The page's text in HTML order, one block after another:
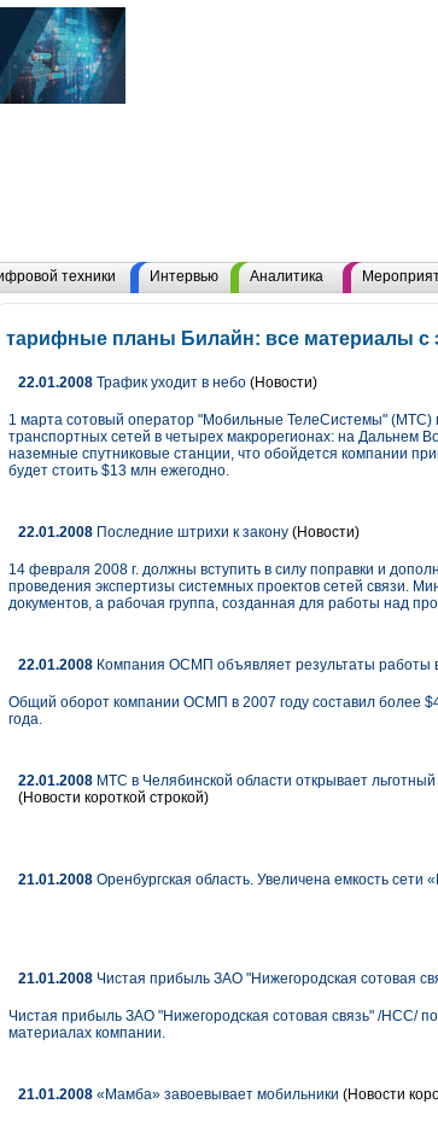
техники Интервью Аналитика
тарифные планы Билайн: все материалы
22.01.2008 Трафик уходит в небо (Новости)
1 марта сотовый оператор "Мобильные ТелеСистемы" (МТС)
транспортных сетей в четырех макрорегионах: на Дальнем
наземные спутниковые станции, что обойдется компании
будет стоить $13 млн ежегодно.
22.01.2008 Последние штрихи к закону (Новости)
14 февраля 2008 г. должны вступить в силу поправки и
проведения экспертизы системных проектов сетей связи.
документов, а рабочая группа, созданная для работы над
22.01.2008 Компания ОСМП объявляет результаты работы
Общий оборот компании ОСМП в 2007 году составил более
года.
22.01.2008 МТС в Челябинской области открывает
(Новости короткой строкой)
21.01.2008 Оренбургская область. Увеличена емкость сети
21.01.2008 Чистая прибыль ЗАО "Нижегородская сотовая
Чистая прибыль ЗАО "Нижегородская сотовая связь" /НСС/
материалах компании.
21.01.2008 «Мамба» завоевывает мобильники (Новости